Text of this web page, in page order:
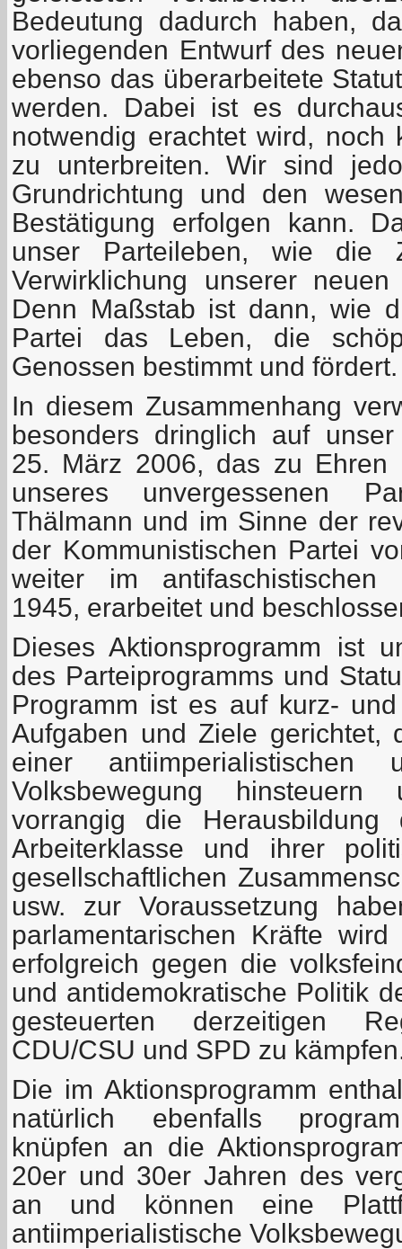
Bedeutung dadurch haben,
vorliegenden Entwurf des
ebenso das überarbeitete
werden. Dabei ist es
notwendig erachtet wird, noch
zu unterbreiten. Wir sind
Grundrichtung und den
Bestätigung erfolgen kann.
unser Parteileben, wie die
Verwirklichung unserer
Denn Maßstab ist dann, wie
Partei das Leben, die
Genossen bestimmt und fördert.
In diesem Zusammenhang
besonders dringlich auf
25. März 2006, das zu Ehren
unseres unvergessenen
Thälmann und im Sinne der
der Kommunistischen Partei
weiter im antifaschistischen
1945, erarbeitet und
Dieses Aktionsprogramm ist
des Parteiprogramms und
Programm ist es auf kurz-
Aufgaben und Ziele gerichtet,
einer antiimperialistischen
Volksbewegung
vorrangig die Herausbildung
Arbeiterklasse und ihrer
gesellschaftlichen
usw. zur Voraussetzung
parlamentarischen Kräfte
erfolgreich gegen die
und antidemokratische Politik
gesteuerten derzeitigen
CDU/CSU und SPD zu
Die im Aktionsprogramm
natürlich ebenfalls
knüpfen an die
20er und 30er Jahren des
an und können eine
antiimperialistische